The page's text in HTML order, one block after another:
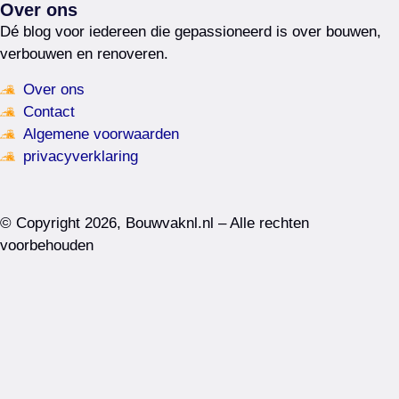
Over ons
Dé blog voor iedereen die gepassioneerd is over bouwen,
verbouwen en renoveren.
Over ons
Contact
Algemene voorwaarden
privacyverklaring
© Copyright 2026, Bouwvaknl.nl – Alle rechten
voorbehouden